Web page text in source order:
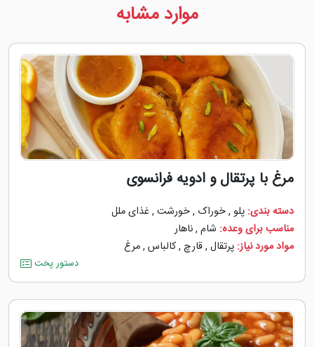
موارد مشابه
مرغ با پرتقال و ادویه فرانسوی
دسته بندی: پلو ,خوراک ,خورشت , غذای ملل
مناسب برای وعده: شام ,ناهار
مواد مورد نیاز: پرتقال ,قارچ ,کالباس ,مرغ
دستور پخت